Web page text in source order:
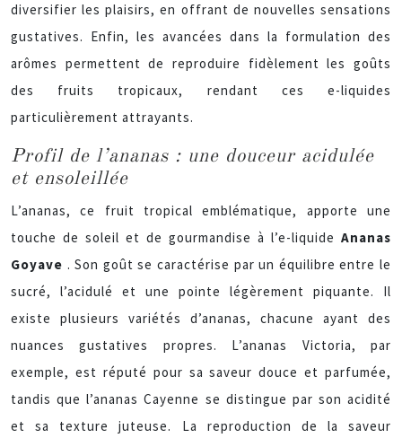
diversifier les plaisirs, en offrant de nouvelles sensations
gustatives. Enfin, les avancées dans la formulation des
arômes permettent de reproduire fidèlement les goûts
des fruits tropicaux, rendant ces e-liquides
particulièrement attrayants.
Profil de l’ananas : une douceur acidulée
et ensoleillée
L’ananas, ce fruit tropical emblématique, apporte une
touche de soleil et de gourmandise à l’e-liquide Ananas
Goyave . Son goût se caractérise par un équilibre entre le
sucré, l’acidulé et une pointe légèrement piquante. Il
existe plusieurs variétés d’ananas, chacune ayant des
nuances gustatives propres. L’ananas Victoria, par
exemple, est réputé pour sa saveur douce et parfumée,
tandis que l’ananas Cayenne se distingue par son acidité
et sa texture juteuse. La reproduction de la saveur